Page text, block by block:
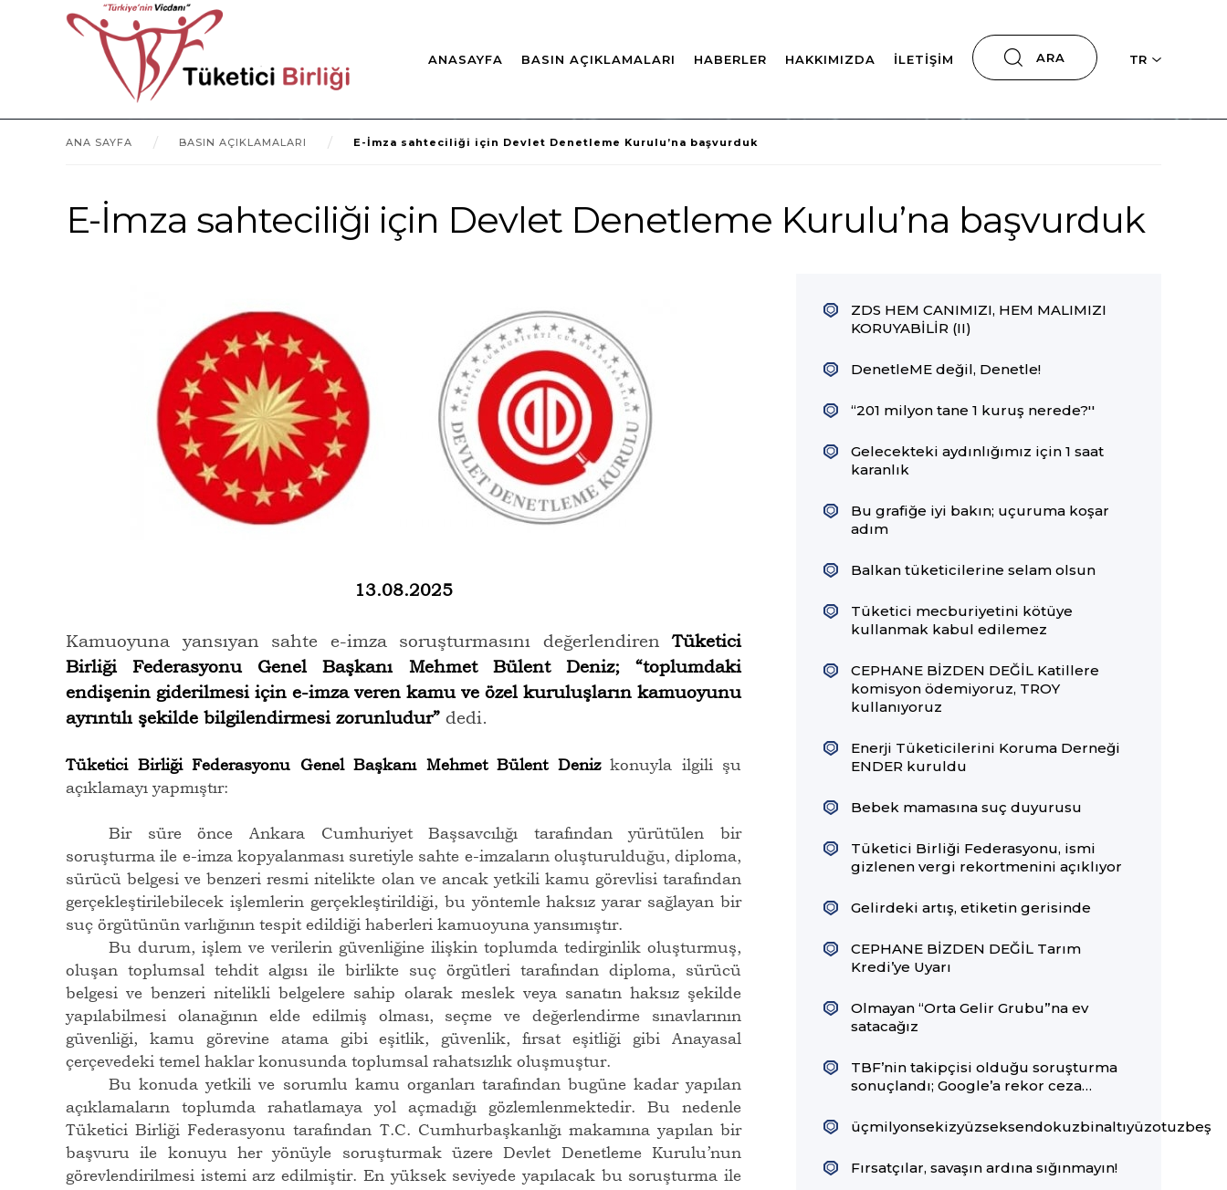
TR
ARA
ANASAYFA BASIN AÇIKLAMALARI HABERLER HAKKIMIZDA İLETIŞIM
ANA SAYFA BASIN AÇIKLAMALARI E-İmza sahteciliği için Devlet Denetleme Kurulu’na başvurduk
E-İmza sahteciliği için Devlet Denetleme Kurulu’na başvurduk
13.08.2025
Kamuoyuna yansıyan sahte e-imza soruşturmasını değerlendirenTüketici
Birliği Federasyonu Genel Başkanı Mehmet Bülent Deniz; “toplumdaki
endişenin giderilmesi için e-imza veren kamu ve özel kuruluşların kamuoyunu
ayrıntılı şekilde bilgilendirmesi zorunludur” dedi.
Tüketici Birliği Federasyonu Genel Başkanı Mehmet Bülent Denizkonuyla ilgili şu
açıklamayı yapmıştır:
Bir süre önce Ankara Cumhuriyet Başsavcılığı tarafından yürütülen bir
soruşturma ile e-imza kopyalanması suretiyle sahte e-imzaların oluşturulduğu, diploma,
sürücü belgesi ve benzeri resmi nitelikte olan ve ancak yetkili kamu görevlisi tarafından
gerçekleştirilebilecek işlemlerin gerçekleştirildiği, bu yöntemle haksız yarar sağlayan bir
suç örgütünün varlığının tespit edildiği haberleri kamuoyuna yansımıştır.
Bu durum, işlem ve verilerin güvenliğine ilişkin toplumda tedirginlik oluşturmuş,
oluşan toplumsal tehdit algısı ile birlikte suç örgütleri tarafından diploma, sürücü
belgesi ve benzeri nitelikli belgelere sahip olarak meslek veya sanatın haksız şekilde
yapılabilmesi olanağının elde edilmiş olması, seçme ve değerlendirme sınavlarının
güvenliği, kamu görevine atama gibi eşitlik, güvenlik, fırsat eşitliği gibi Anayasal
çerçevedeki temel haklar konusunda toplumsal rahatsızlık oluşmuştur.
Bu konuda yetkili ve sorumlu kamu organları tarafından bugüne kadar yapılan
açıklamaların toplumda rahatlamaya yol açmadığı gözlemlenmektedir. Bu nedenle
Tüketici Birliği Federasyonu tarafından T.C. Cumhurbaşkanlığı makamına yapılan bir
başvuru ile konuyu her yönüyle soruşturmak üzere Devlet Denetleme Kurulu’nun
görevlendirilmesi istemi arz edilmiştir. En yüksek seviyede yapılacak bu soruşturma ile
ZDS HEM CANIMIZI, HEM MALIMIZI
KORUYABİLİR (II)
DenetleME değil, Denetle!
“201 milyon tane 1 kuruş nerede?''
Gelecekteki aydınlığımız için 1 saat
karanlık
Bu grafiğe iyi bakın; uçuruma koşar
adım
Balkan tüketicilerine selam olsun
Tüketici mecburiyetini kötüye
kullanmak kabul edilemez
CEPHANE BİZDEN DEĞİL Katillere
komisyon ödemiyoruz, TROY
kullanıyoruz
Enerji Tüketicilerini Koruma Derneği
ENDER kuruldu
Bebek mamasına suç duyurusu
Tüketici Birliği Federasyonu, ismi
gizlenen vergi rekortmenini açıklıyor
Gelirdeki artış, etiketin gerisinde
CEPHANE BİZDEN DEĞİL Tarım
Kredi’ye Uyarı
Olmayan “Orta Gelir Grubu”na ev
satacağız
TBF’nin takipçisi olduğu soruşturma
sonuçlandı; Google’a rekor ceza…
üçmilyonsekizyüzseksendokuzbinaltıyüzotuzbeş
Fırsatçılar, savaşın ardına sığınmayın!